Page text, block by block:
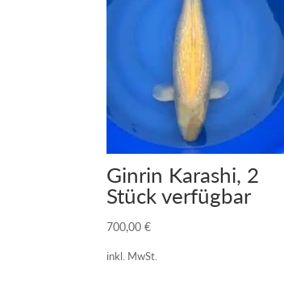
Ginrin Karashi, 2
Stück verfügbar
700,00 €
inkl. MwSt.